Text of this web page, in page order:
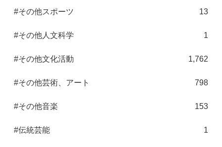
#その他スポーツ 13
#その他人文科学 1
#その他文化活動 1,762
#その他芸術、アート 798
#その他音楽 153
#伝統芸能 1